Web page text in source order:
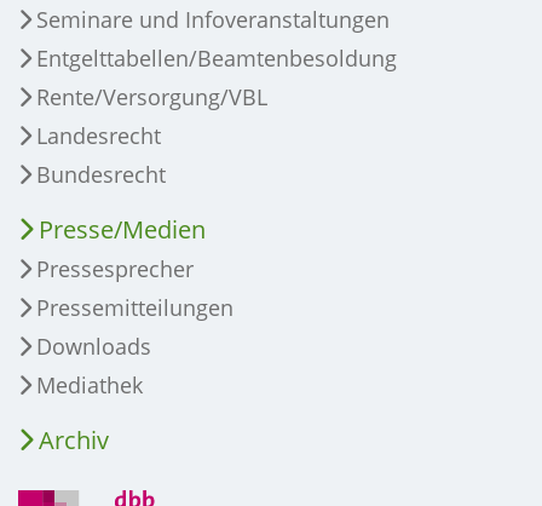
Seminare und Infoveranstaltungen
Entgelttabellen/Beamtenbesoldung
Rente/Versorgung/VBL
Landesrecht
Bundesrecht
Presse/Medien
Pressesprecher
Pressemitteilungen
Downloads
Mediathek
Archiv